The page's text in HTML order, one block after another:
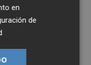
en
de